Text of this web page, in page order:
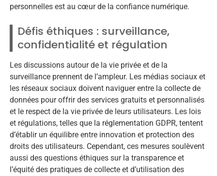
personnelles est au cœur de la confiance numérique.
Défis éthiques : surveillance,
confidentialité et régulation
Les discussions autour de la vie privée et de la
surveillance prennent de l’ampleur. Les médias sociaux et
les réseaux sociaux doivent naviguer entre la collecte de
données pour offrir des services gratuits et personnalisés
et le respect de la vie privée de leurs utilisateurs. Les lois
et régulations, telles que la réglementation GDPR, tentent
d’établir un équilibre entre innovation et protection des
droits des utilisateurs. Cependant, ces mesures soulèvent
aussi des questions éthiques sur la transparence et
l’équité des pratiques de collecte et d’utilisation des